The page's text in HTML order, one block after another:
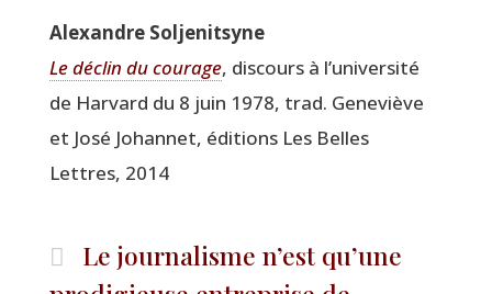
Alexandre Sol­je­nit­syne
Le déclin du cou­rage, dis­cours à l’université
de Har­vard du 8 juin 1978, trad. Gene­viève
et José Johan­net, édi­tions Les Belles
Lettres, 2014
Le journalisme n’est qu’une